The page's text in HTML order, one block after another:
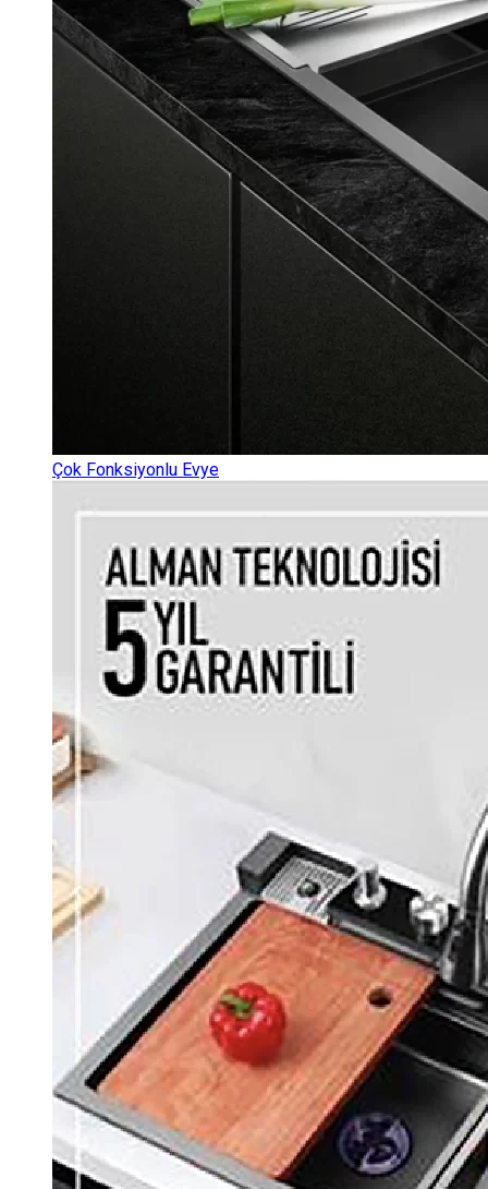
Çok Fonksiyonlu Evye